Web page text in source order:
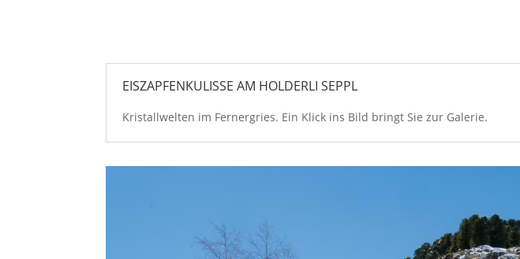
EISZAPFENKULISSE AM HOLDERLI SEPPL
Kristallwelten im Fernergries. Ein Klick ins Bild bringt Sie zur Galerie.